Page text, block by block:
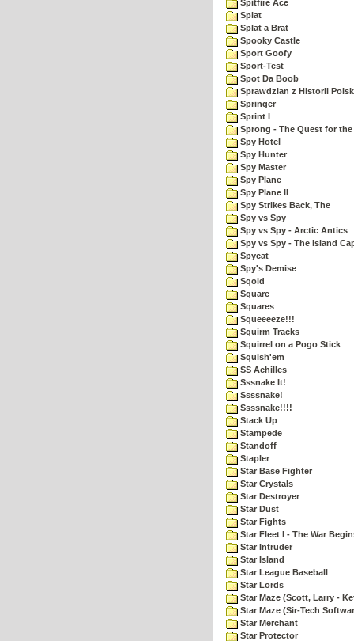
Spitfire Ace
Splat
Splat a Brat
Spooky Castle
Sport Goofy
Sport-Test
Spot Da Boob
Sprawdzian z Historii
Springer
Sprint I
Sprong - The Quest for
Spy Hotel
Spy Hunter
Spy Master
Spy Plane
Spy Plane II
Spy Strikes Back, The
Spy vs Spy
Spy vs Spy - Arctic Antics
Spy vs Spy - The Island
Spycat
Spy's Demise
Sqoid
Square
Squares
Squeeeeze!!!
Squirm Tracks
Squirrel on a Pogo Stick
Squish'em
SS Achilles
Sssnake It!
Ssssnake!
Ssssnake!!!!
Stack Up
Stampede
Standoff
Stapler
Star Base Fighter
Star Crystals
Star Destroyer
Star Dust
Star Fights
Star Fleet I - The War
Star Intruder
Star Island
Star League Baseball
Star Lords
Star Maze (Scott, Larry -
Star Maze (Sir-Tech
Star Merchant
Star Protector